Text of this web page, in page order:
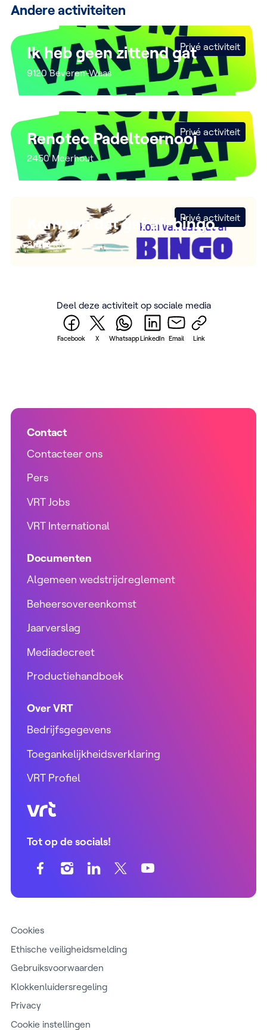
Andere activiteiten
Privé activiteit
Ik heb geen zittend gat
9120 Beveren-Waas
Privé activiteit
Renotec Padeltoernooi
2450 Meerhout
Privé activiteit
Kom van dat gaf af-bingo
8900 Ieper
Deel deze activiteit op sociale media
Facebook X WhatsappLinkedIn Email Link
Contact
Contacteer ons
Pers
VRT Jobs
VRT International
Documenten
Algemeen wedstrijdreglement
Beheersovereenkomst
Jaarverslag
Mediadecreet
Productiehandboek
Over VRT
Bedrijfsgegevens
Toegankelijkheidsverklaring
VRT Profiel
VRT (home)
Tot op de socials!
Cookies
Ethische veiligheidsmelding
Gebruiksvoorwaarden
Klokkenluidersregeling
Privacy
Cookie instellingen